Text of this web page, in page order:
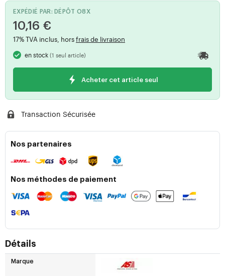
EXPÉDIÉ PAR: DÉPÔT O8X
10,16 €
17% TVA inclus, horsfrais de livraison
en stock(1 seul article)
Acheter cet article seul
Transaction Sécurisée
Nos partenaires
Nos méthodes de paiement
Détails
Marque